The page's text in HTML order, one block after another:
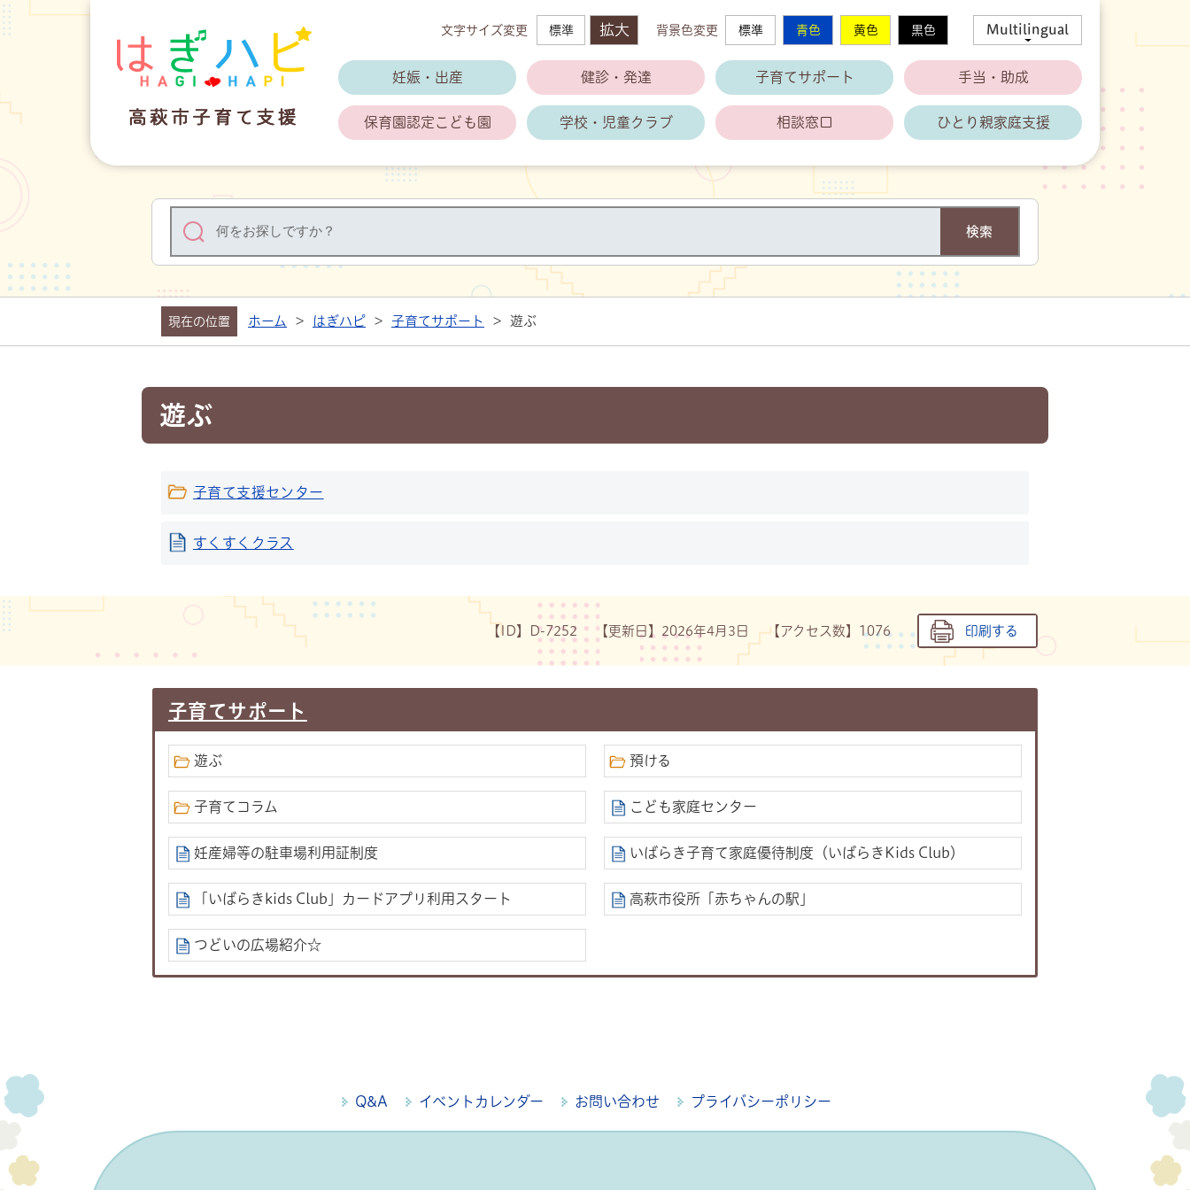
はぎハピ 高萩市子育て支援公式ホームページ
文字サイズ変更 標準 拡大 背景色変更 標準 青色 黄色 黒色 Multilingual
妊娠・出産 健診・発達 子育てサポート 手当・助成
保育園認定こども園 学校・児童クラブ 相談窓口 ひとり親家庭支援
現在の位置 ホーム > はぎハピ > 子育てサポート > 遊ぶ
遊ぶ
子育て支援センター
すくすくクラス
【ID】 D-7252 【更新日】 2026年4月3日 【アクセス数】 1076 印刷する
子育てサポート
遊ぶ 預ける
子育てコラム こども家庭センター
妊産婦等の駐車場利用証制度 いばらき子育て家庭優待制度（いばらきKids Club）
「いばらきkids Club」カードアプリ利用スタート 高萩市役所「赤ちゃんの駅」
つどいの広場紹介☆
Q&A イベントカレンダー お問い合わせ プライバシーポリシー